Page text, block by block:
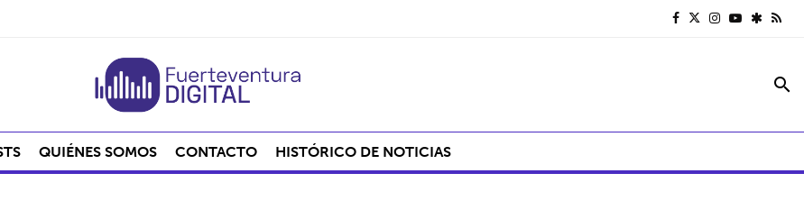
search
QUIÉNES SOMOS CONTACTO HISTÓRICO DE NOTICIAS